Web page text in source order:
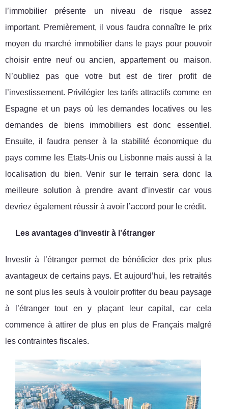
l’immobilier présente un niveau de risque assez
important. Premièrement, il vous faudra connaître le prix
moyen du marché immobilier dans le pays pour pouvoir
choisir entre neuf ou ancien, appartement ou maison.
N’oubliez pas que votre but est de tirer profit de
l’investissement. Privilégier les tarifs attractifs comme en
Espagne et un pays où les demandes locatives ou les
demandes de biens immobiliers est donc essentiel.
Ensuite, il faudra penser à la stabilité économique du
pays comme les Etats-Unis ou Lisbonne mais aussi à la
localisation du bien. Venir sur le terrain sera donc la
meilleure solution à prendre avant d’investir car vous
devriez également réussir à avoir l’accord pour le crédit.
Les avantages d’investir à l’étranger
Investir à l’étranger permet de bénéficier des prix plus
avantageux de certains pays. Et aujourd’hui, les retraités
ne sont plus les seuls à vouloir profiter du beau paysage
à l’étranger tout en y plaçant leur capital, car cela
commence à attirer de plus en plus de Français malgré
les contraintes fiscales.